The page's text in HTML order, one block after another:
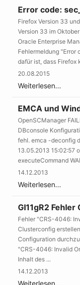
Error code:
Firefox Version 33
Version 33 im
Oracle Enterprise
Fehlermeldung "Error
dafür ist, dass Firefox
20.08.2015
Weiterlesen...
EMCA und
OpenSCManager
DBconsole
fehl. emca -deconfig
13.05.2013 15:02:57
executeCommand
14.12.2013
Weiterlesen...
GI11gR2
Fehler "CRS-4046:
Clusterconfig
Configuration
"CRS-4046: Invalid
Inhalt des ...
14.12.2013
Weiterlesen...